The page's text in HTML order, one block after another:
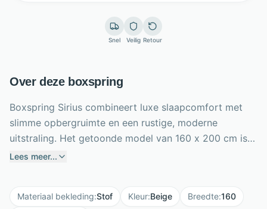
Snel Veilig Retour
Over deze boxspring
Boxspring Sirius combineert luxe slaapcomfort met
slimme opbergruimte en een rustige, moderne
uitstraling. Het getoonde model van 160 x 200 cm is
bekleed met naturel stof en voorzien van een stijlvol
beddengoed, kussens of seizoensspullen. De complete
Lees meer...
Materiaal bekleding:Stof Kleur:Beige Breedte:160